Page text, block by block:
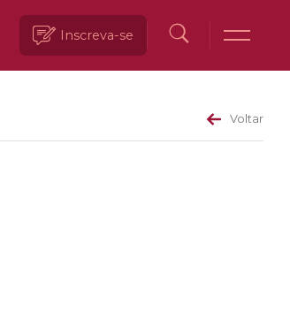
Inscreva-se
Voltar